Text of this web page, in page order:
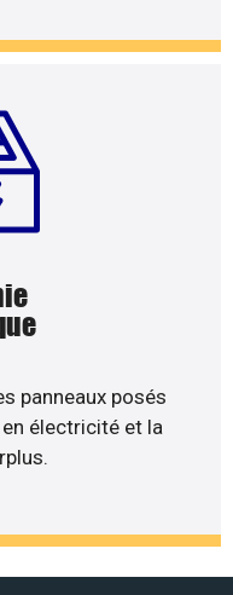
panneaux posés
électricité et la